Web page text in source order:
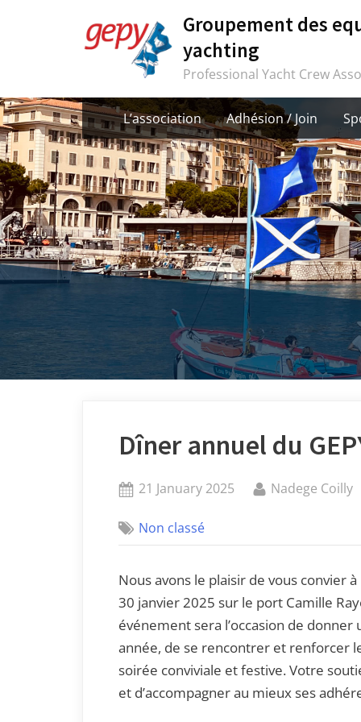
Groupement des
yachting
Professional Yacht Crew
L’association Adhésion / Join
Dîner annuel du
Posted
21 January 2025 By
Nadege Coilly
Non classé
Nous avons le plaisir de vous convier
30 janvier 2025 sur le port Camille
événement sera l’occasion de donner
année, de se rencontrer et renforcer
soirée conviviale et festive. Votre
et d’accompagner au mieux ses